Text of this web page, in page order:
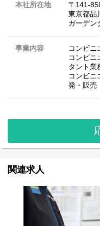
本社所在地
〒141-
東京都
ガーデン
事業内容
コンビニ
コンビニ
タント業
コンビニ
発・販売
関連求人